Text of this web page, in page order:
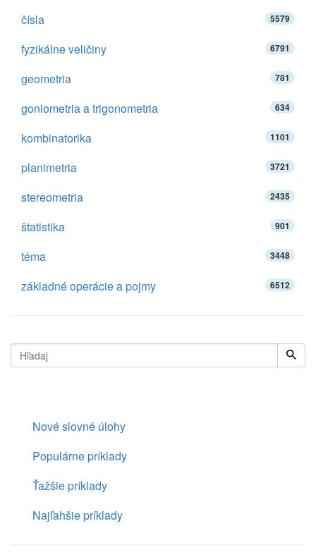
čísla 5579
fyzikálne veličiny 6791
geometria 781
goniometria a trigonometria 634
kombinatorika 1101
planimetria 3721
stereometria 2435
štatistika 901
téma 3448
základné operácie a pojmy 6512
Nové slovné úlohy
Populárne príklady
Ťažšie príklady
Najľahšie príklady